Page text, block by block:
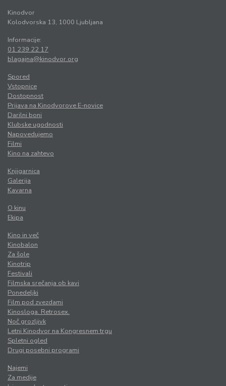
Kinodvor
Kolodvorska 13, 1000 Ljubljana
Informacije:
01 239 22 17
blagajna@kinodvor.org
Spored
Vstopnice
Dostopnost
Prijava na Kinodvorove E-novice
Darilni boni
Klubske ugodnosti
Napovedujemo
Filmi
Kino na zahtevo
Knjigarnica
Galerija
Kavarna
O kinu
Ekipa
Kino in več
Kinobalon
Za šole
Kinotrip
Festivali
Filmska srečanja ob kavi
Ponedeljki
Film pod zvezdami
Kinosloga. Retrosex.
Noč grozljivk
Letni Kinodvor na Kongresnem trgu
Spletni ogled
Drugi posebni programi
Najemi
Za medije